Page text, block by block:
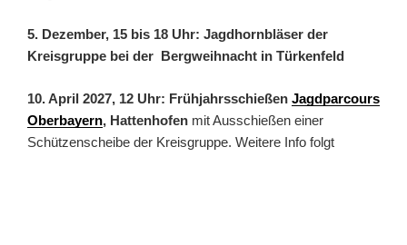
5. Dezember, 15 bis 18 Uhr: Jagdhornbläser der
Kreisgruppe bei der Bergweihnacht in Türkenfeld
10. April 2027, 12 Uhr: Frühjahrsschießen Jagdparcours
Oberbayern, Hattenhofen mit Ausschießen einer
Schützenscheibe der Kreisgruppe. Weitere Info folgt